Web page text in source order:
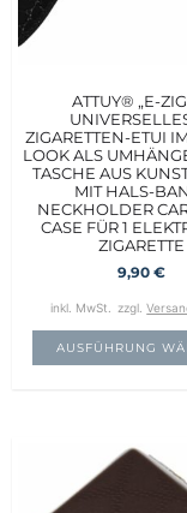
ATTUY® „E-
ZIGARETTEN-ETUI
LOOK ALS
TASCHE AUS
MIT HALS-
NECKHOLDER
CASE FÜR 1
ZIGARETTE
9,90 €
inkl. MwSt. zzgl.
AUSFÜHRUNG